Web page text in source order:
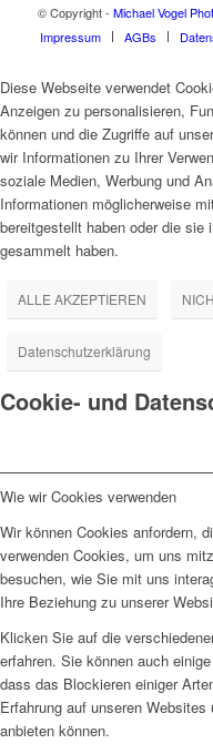
© Copyright - Michael Vogel
Impressum
AGBs
Diese Webseite verwendet
Anzeigen zu personalisieren,
können und die Zugriffe auf
wir Informationen zu Ihrer
soziale Medien, Werbung und
Informationen möglicherweise
bereitgestellt haben oder die sie
gesammelt haben.
ALLE AKZEPTIEREN
Datenschutzerklärung
Cookie- und
Wie wir Cookies verwenden
Wir können Cookies anfordern,
verwenden Cookies, um uns
besuchen, wie Sie mit uns
Ihre Beziehung zu unserer
Klicken Sie auf die
erfahren. Sie können auch
dass das Blockieren einiger
Erfahrung auf unseren
anbieten können.